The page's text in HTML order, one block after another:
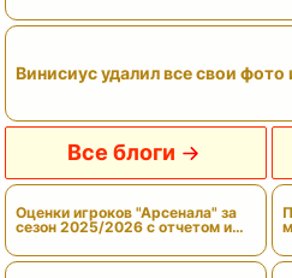
Винисиус удалил все свои фото
Все блоги
Оценки игроков "Арсенала" за
сезон 2025/2026 с отчетом и
вердиктами